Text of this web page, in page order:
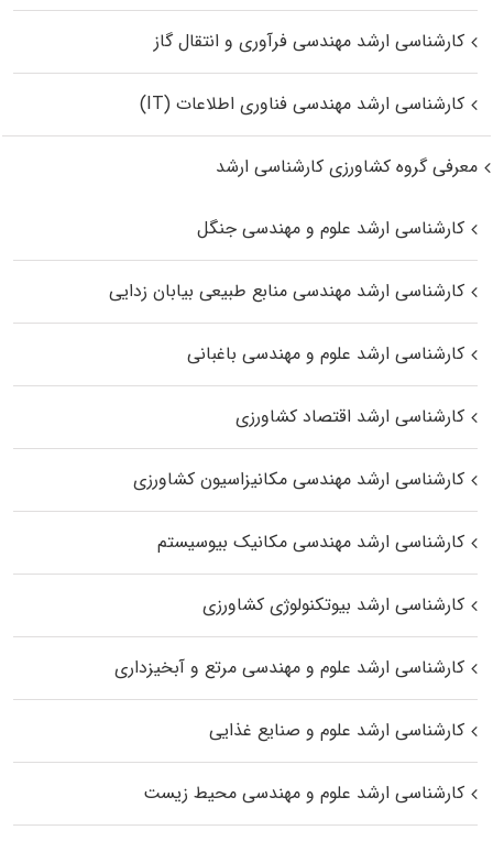
کارشناسی ارشد مهندسی فرآوری و انتقال گاز
کارشناسی ارشد مهندسی فناوری اطلاعات (IT)
معرفی گروه کشاورزی کارشناسی ارشد
کارشناسی ارشد علوم و مهندسی جنگل
کارشناسی ارشد مهندسی منابع طبیعی بیابان زدایی
کارشناسی ارشد علوم و مهندسی باغبانی
کارشناسی ارشد اقتصاد کشاورزی
کارشناسی ارشد مهندسی مکانیزاسیون کشاورزی
کارشناسی ارشد مهندسی مکانیک بیوسیستم
کارشناسی ارشد بیوتکنولوژی کشاورزی
کارشناسی ارشد علوم و مهندسی مرتع و آبخیزداری
کارشناسی ارشد علوم و صنایع غذایی
کارشناسی ارشد علوم و مهندسی محیط زیست